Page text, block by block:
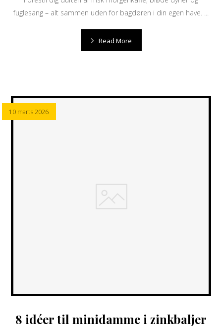
fuglesang – alt sammen uden for bagdøren i din egen have. ...
Read More
8 idéer til minidamme i zinkbaljer
10 marts 2026